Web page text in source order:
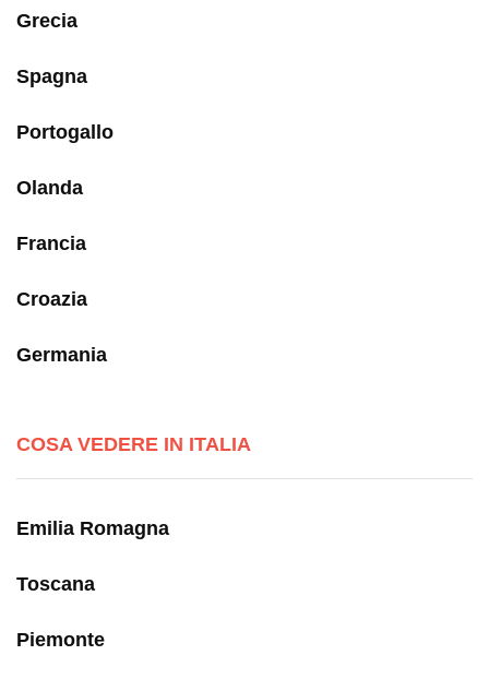
Grecia
Spagna
Portogallo
Olanda
Francia
Croazia
Germania
COSA VEDERE IN ITALIA
Emilia Romagna
Toscana
Piemonte